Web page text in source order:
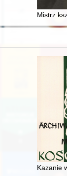
Polski, czerwiec
Maryi : (materiały
Mistrz
okresu
: odKazanie